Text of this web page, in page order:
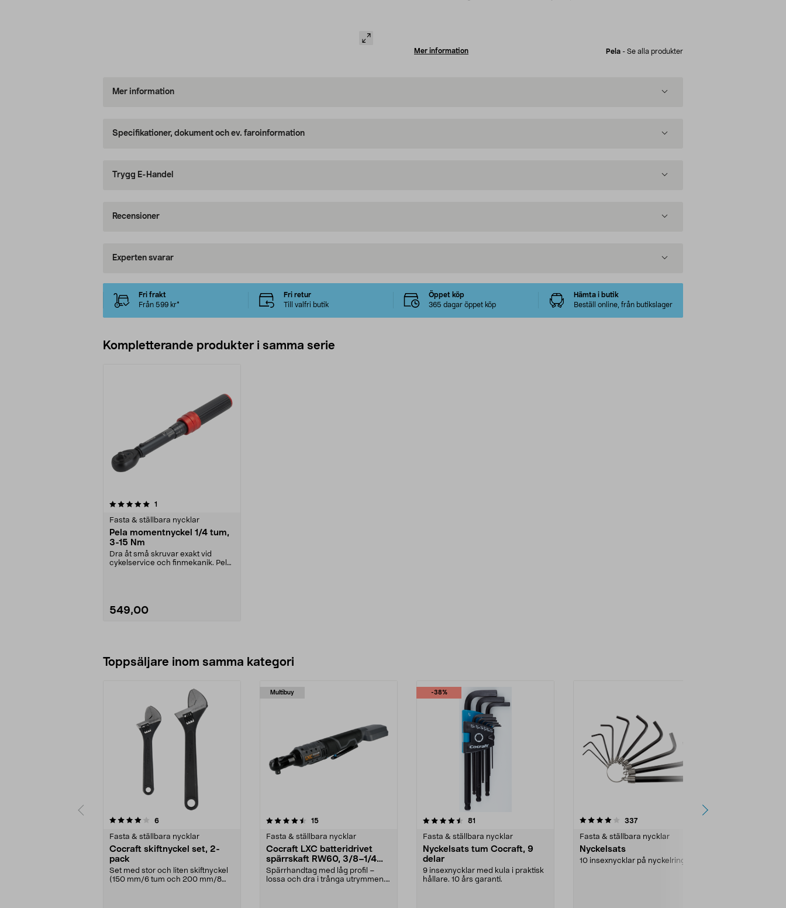
Mer information Pela - Se alla produkter
Mer information
Specifikationer, dokument och ev. faroinformation
Trygg E-Handel
Recensioner
Experten svarar
Fri frakt
Från 599 kr*
Fri retur
Till valfri butik
Öppet köp
365 dagar öppet köp
Hämta i butik
Beställ online, från butikslager
Kompletterande produkter i samma serie
1
Fasta & ställbara nycklar
Pela momentnyckel 1/4 tum,
3-15 Nm
Dra åt små skruvar exakt vid
cykelservice och finmekanik. Pela
549,00
Toppsäljare inom samma kategori
6recensioner
Fasta & ställbara nycklar
Cocraft skiftnyckel set, 2-
pack
Set med stor och liten skiftnyckel
(150 mm/6 tum och 200 mm/8
Multibuy
4.5 av 5 stjärnor 15recensioner
Fasta & ställbara nycklar
Cocraft LXC batteridrivet
spärrskaft RW60, 3/8–1/4
tum, 18 V
Spärrhandtag med låg profil –
lossa och dra i trånga utrymmen.
-38%
4.5 av 5 stjärnor 81
Fasta & ställbara nycklar
Nyckelsats tum Cocraft, 9
delar
9 insexnycklar med kula i praktisk
hållare. 10 års garanti.
4.0 av 5 stjärnor 337recensioner
Fasta & ställbara nycklar
Nyckelsats
10 insexnycklar på nyckelring.
4.5 av 5 stjärnor